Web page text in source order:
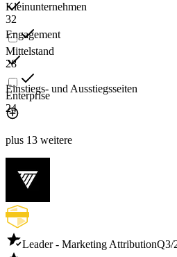
Kleinunternehmen
32
Mittelstand
28
Enterprise
24
Engagement
Einstiegs- und Ausstiegsseiten
plus 13 weitere
Leader - Marketing AttributionQ3/